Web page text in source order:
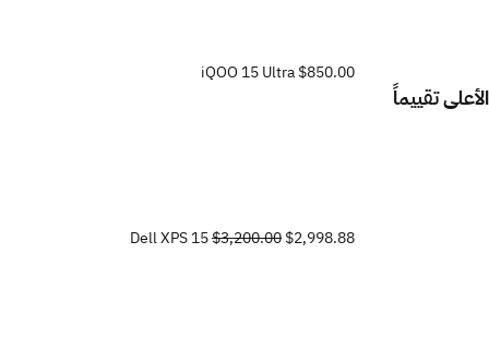
iQOO 15 Ultra$850.00
الأعلى تقييماً
Dell XPS 15$3,200.00$2,998.88